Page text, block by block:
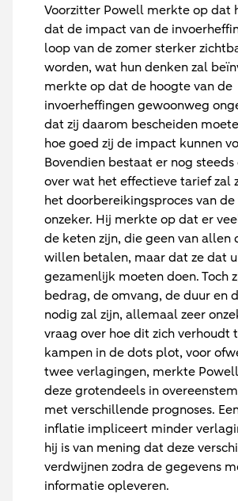
Voorzitter Powell merkte op dat
dat de impact van de
loop van de zomer sterker
worden, wat hun denken zal
merkte op dat de hoogte van de
invoerheffingen gewoonweg
dat zij daarom bescheiden
hoe goed zij de impact kunnen
Bovendien bestaat er nog
over wat het effectieve tarief zal
het doorbereikingsproces van
onzeker. Hij merkte op dat er
de keten zijn, die geen van allen
willen betalen, maar dat ze dat
gezamenlijk moeten doen. Toch
bedrag, de omvang, de duur en
nodig zal zijn, allemaal zeer
vraag over hoe dit zich verhoudt
kampen in de dots plot, voor
twee verlagingen, merkte
deze grotendeels in
met verschillende prognoses.
inflatie impliceert minder
hij is van mening dat deze
verdwijnen zodra de gegevens
informatie opleveren.